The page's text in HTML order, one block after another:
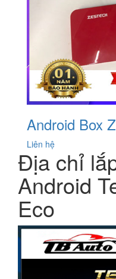
Android Box
Liên hệ
Địa chỉ
Android
Eco